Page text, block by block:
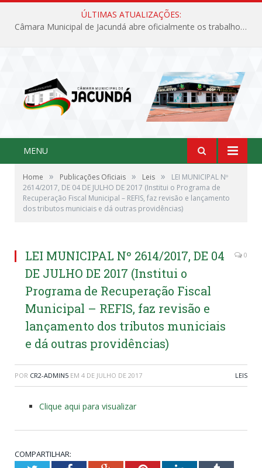
ÚLTIMAS ATUALIZAÇÕES:
Câmara Municipal de Jacundá abre oficialmente os trabalhos legislativos de 2026
MENU
Home » Publicações Oficiais » Leis »
LEI MUNICIPAL Nº
2614/2017, DE 04 DE JULHO DE 2017 (Institui o Programa de
Recuperação Fiscal Municipal – REFIS, faz revisão e lançamento
dos tributos municiais e dá outras providências)
LEI MUNICIPAL Nº 2614/2017, DE 04
DE JULHO DE 2017 (Institui o
Programa de Recuperação Fiscal
Municipal – REFIS, faz revisão e
lançamento dos tributos municiais
e dá outras providências)
0
POR CR2-ADMIN5 EM 4 DE JULHO DE 2017 LEIS
Clique aqui para visualizar
COMPARTILHAR: